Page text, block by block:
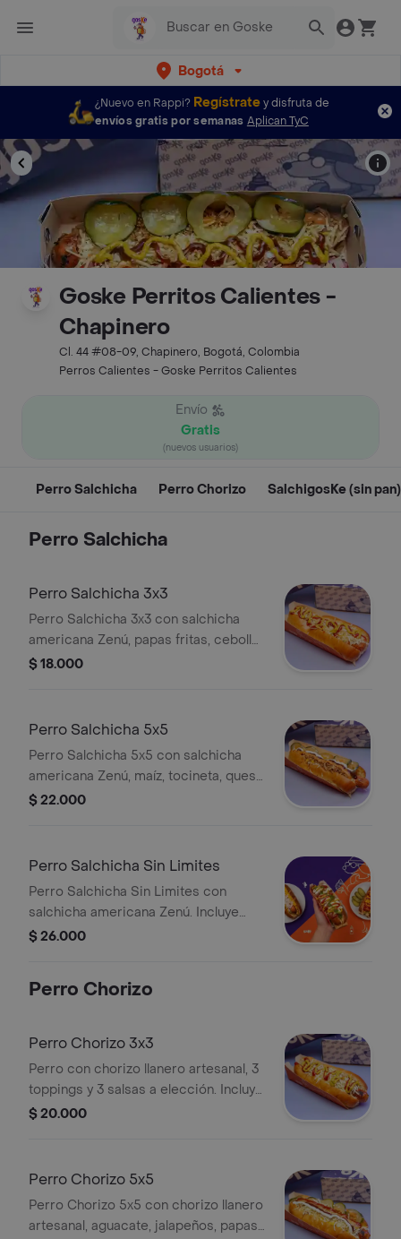
Bogotá
¿Nuevo en Rappi? Regístratey disfruta de
envíos gratis por semanas Aplican TyC
Goske Perritos Calientes -
Chapinero
Cl. 44 #08-09, Chapinero, Bogotá, Colombia
Perros Calientes - Goske Perritos Calientes
Envío
Gratis
(nuevos usuarios)
Perro Salchicha Perro Chorizo SalchigosKe (sin pan)
Perro Salchicha
Perro Salchicha 3x3
Perro Salchicha 3x3 con salchicha
americana Zenú, papas fritas, cebolla,
queso rallado y salsas de mostaza,
$ 18.000
Perro Salchicha 5x5
Perro Salchicha 5x5 con salchicha
americana Zenú, maíz, tocineta, queso
y salsas variadas. Incluye 5 toppings y
$ 22.000
Perro Salchicha Sin Limites
Perro Salchicha Sin Limites con
salchicha americana Zenú. Incluye
jalapeños, cebolla, cilantro, queso
$ 26.000
Perro Chorizo
Perro Chorizo 3x3
Perro con chorizo llanero artesanal, 3
toppings y 3 salsas a elección. Incluye
cebolla, maíz y pepinillos.
$ 20.000
Perro Chorizo 5x5
Perro Chorizo 5x5 con chorizo llanero
artesanal, aguacate, jalapeños, papas